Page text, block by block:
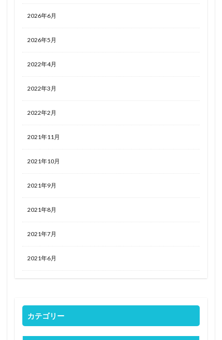
2026年6月
2026年5月
2022年4月
2022年3月
2022年2月
2021年11月
2021年10月
2021年9月
2021年8月
2021年7月
2021年6月
カテゴリー